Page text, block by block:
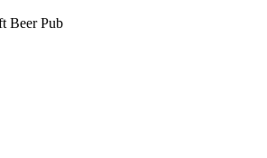
Beer Pub